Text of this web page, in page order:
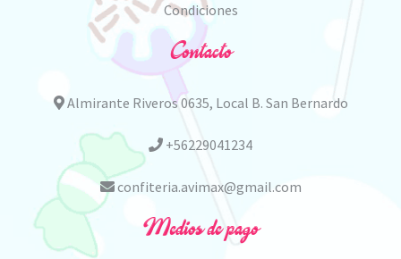
Condiciones
Contacto
Almirante Riveros 0635, Local B. San Bernardo
+56229041234
confiteria.avimax@gmail.com
Medios de pago